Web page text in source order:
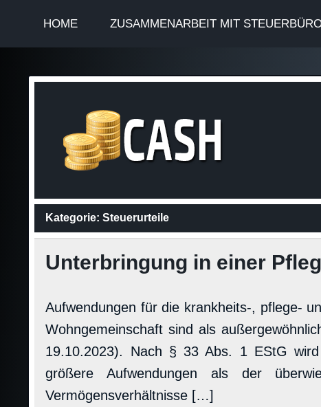
HOME ZUSAMMENARBEIT MIT
Kategorie:Steuerurteile
Unterbringung in einer
Aufwendungen für die krankheits-, pflege-
Wohngemeinschaft sind als
19.10.2023). Nach § 33 Abs. 1 EStG
größere Aufwendungen als der
Vermögensverhältnisse […]